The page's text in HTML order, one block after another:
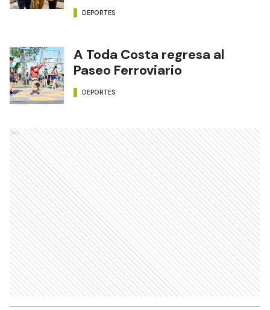
DEPORTES
A Toda Costa regresa al
Paseo Ferroviario
DEPORTES
Ads